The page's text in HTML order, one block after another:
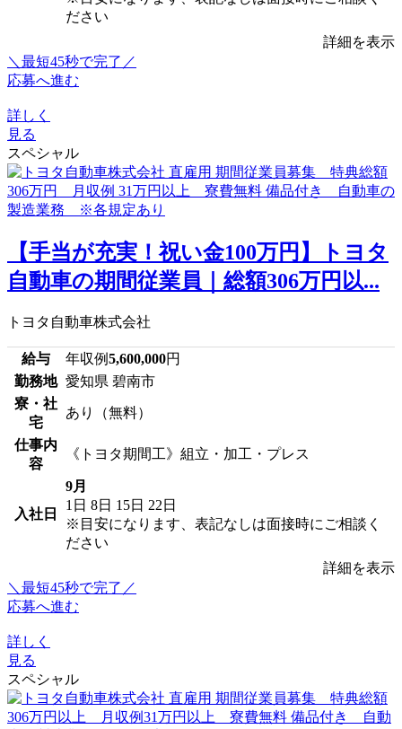
ださい
詳細を表示
＼最短45秒で完了／
応募へ進む
詳しく
見る
スペシャル
【手当が充実！祝い金100万円】トヨタ
自動車の期間従業員｜総額306万円以...
トヨタ自動車株式会社
給与 年収例5,600,000円
勤務地 愛知県 碧南市
寮・社
宅
あり（無料）
仕事内
容
《トヨタ期間工》組立・加工・プレス
入社日
9月
1日 8日 15日 22日
※目安になります、表記なしは面接時にご相談く
ださい
詳細を表示
＼最短45秒で完了／
応募へ進む
詳しく
見る
スペシャル